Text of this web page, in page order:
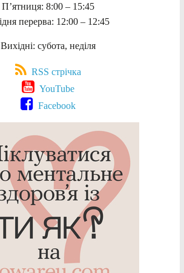
П’ятниця: 8:00 – 15:45
перерва: 12:00 – 12:45
Вихідні: субота, неділя
RSS стрічка
YouTube
Facebook